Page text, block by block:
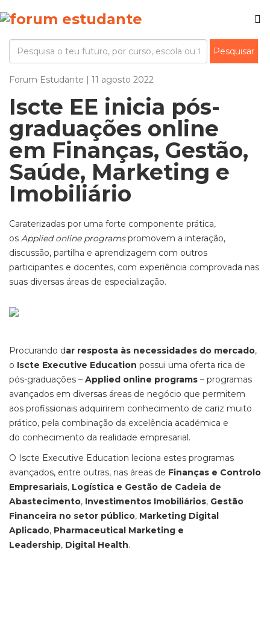
Forum Estudante | 11 agosto 2022
Iscte EE inicia pós-
graduações online
em Finanças, Gestão,
Saúde, Marketing e
Imobiliário
Caraterizadas por uma forte componente prática,
os Applied online programspromovem a interação,
discussão, partilha e aprendizagem com outros
participantes e docentes, com experiência comprovada nas
suas diversas áreas de especialização.
Procurando dar resposta às necessidades do mercado,
o Iscte Executive Education possui uma oferta rica de
pós-graduações – Applied online programs – programas
avançados em diversas áreas de negócio que permitem
aos profissionais adquirirem conhecimento de cariz muito
prático, pela combinação da excelência académica e
do conhecimento da realidade empresarial.
O Iscte Executive Education leciona estes programas
avançados, entre outras, nas áreas de Finanças e Controlo
Empresariais, Logística e Gestão de Cadeia de
Abastecimento, Investimentos Imobiliários, Gestão
Financeira no setor público, Marketing Digital
Aplicado, Pharmaceutical Marketing e
Leadership, Digital Health.